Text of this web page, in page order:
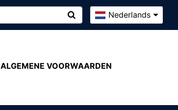
Nederlands
ALGEMENE VOORWAARDEN